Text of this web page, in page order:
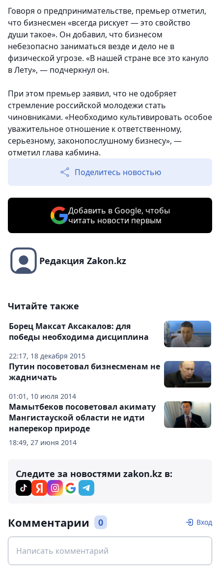
Говоря о предпринимательстве, премьер отметил,
что бизнесмен «всегда рискует — это свойство
души такое». Он добавил, что бизнесом
небезопасно заниматься везде и дело не в
физической угрозе. «В нашей стране все это кануло
в Лету», — подчеркнул он.
При этом премьер заявил, что не одобряет
стремление российской молодежи стать
чиновниками. «Необходимо культивировать особое
уважительное отношение к ответственному,
серьезному, законопослушному бизнесу», —
отметил глава кабмина.
Поделитесь новостью
Добавить в Google, чтобы
читать новости первым
Редакция Zakon.kz
Читайте также
22:17, 18 декабря 2015
Борец Максат Аксакалов: для
победы необходима дисциплина
01:01, 10 июля 2014
Путин посоветовал бизнесменам не
жадничать
18:49, 27 июня 2014
Мамытбеков посоветовал акимату
Мангистауской области не идти
наперекор природе
Следите за новостями zakon.kz в:
Комментарии 0 Вход